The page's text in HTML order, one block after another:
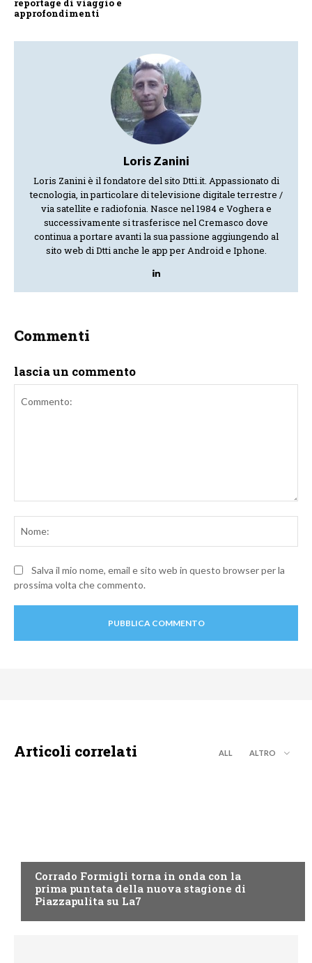
reportage di viaggio e
approfondimenti
Loris Zanini
Loris Zanini è il fondatore del sito Dtti.it. Appassionato di
tecnologia, in particolare di televisione digitale terrestre /
via satellite e radiofonia. Nasce nel 1984 e Voghera e
successivamente si trasferisce nel Cremasco dove
continua a portare avanti la sua passione aggiungendo al
sito web di Dtti anche le app per Android e Iphone.
Commenti
lascia un commento
Salva il mio nome, email e sito web in questo browser per la
prossima volta che commento.
Articoli correlati ALL ALTRO
Corrado Formigli torna in onda con la
prima puntata della nuova stagione di
Piazzapulita su La7